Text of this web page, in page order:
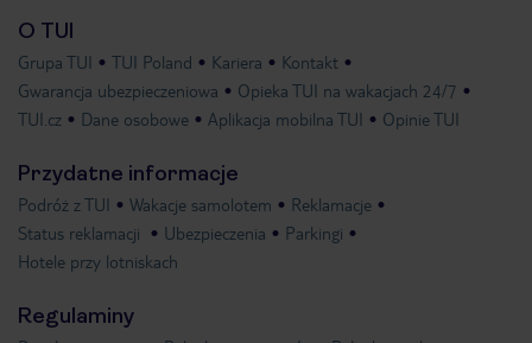
O TUI
Grupa TUI TUI Poland Kariera
Kontakt
Gwarancja ubezpieczeniowa
Opieka TUI na wakacjach 24/7
TUI.cz
Dane osobowe Aplikacja mobilna TUI Opinie TUI
Przydatne informacje
Podróż z TUI Wakacje samolotem
Reklamacje
Status reklamacji
Ubezpieczenia
Parkingi
Hotele przy lotniskach
Regulaminy